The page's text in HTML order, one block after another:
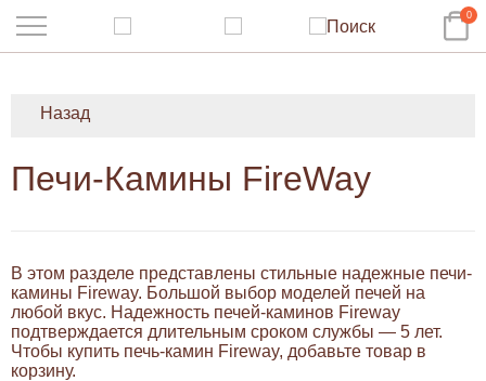
0
Назад
Печи-Камины FireWay
В этом разделе представлены стильные надежные печи-
камины Fireway. Большой выбор моделей печей на
любой вкус. Надежность печей-каминов Fireway
подтверждается длительным сроком службы — 5 лет.
Чтобы купить печь-камин Fireway, добавьте товар в
корзину.